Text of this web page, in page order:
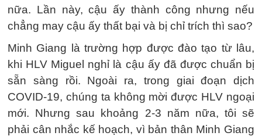
nữa. Lần này, cậu ấy thành công nhưng nếu
chẳng may cậu ấy thất bại và bị chỉ trích thì sao?
Minh Giang là trường hợp được đào tạo từ lâu,
khi HLV Miguel nghỉ là cậu ấy đã được chuẩn bị
sẵn sàng rồi. Ngoài ra, trong giai đoạn dịch
COVID-19, chúng ta không mời được HLV ngoại
mới. Nhưng sau khoảng 2-3 năm nữa, tôi sẽ
phải cân nhắc kế hoạch, vì bản thân Minh Giang